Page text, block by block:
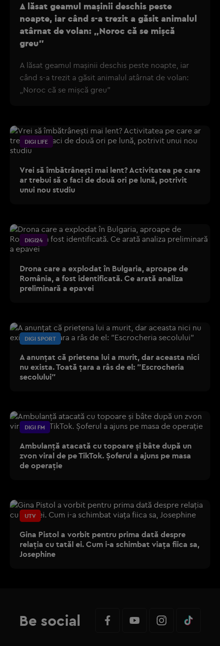
A lăsat geamul mașinii deschis peste
noapte, iar când s-a trezit a găsit animalul
atârnat de volan: „Noroc că se mișcă
greu”
A lăsat geamul mașinii deschis peste noapte, iar
când s-a trezit a găsit animalul atârnat de volan:
„Noroc că se mișcă greu”
DIGI LIFE
Vrei să îmbătrânești mai lent? Activitatea pe care
ar trebui să o faci de două ori pe lună, potrivit
unui nou studiu
DIGI24
Drona care a explodat în Bulgaria, aproape de
România, a fost identificată. Ce arată analiza
preliminară a epavei
DIGI SPORT
A anunțat că prietena lui a murit, dar aceasta nici
nu exista. Toată țara a râs de el: ”Escrocheria
secolului”
DIGI FM
Ambulanță atacată cu topoare și bâte după un
zvon viral de pe TikTok. Șoferul a ajuns pe masa
de operație
UTV
Gina Pistol a vorbit pentru prima dată despre
relația cu tatăl ei. Cum i-a schimbat viața fiica sa,
Josephine
Be social